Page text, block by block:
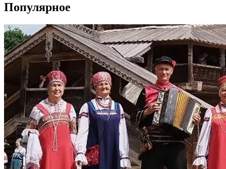
Популярное